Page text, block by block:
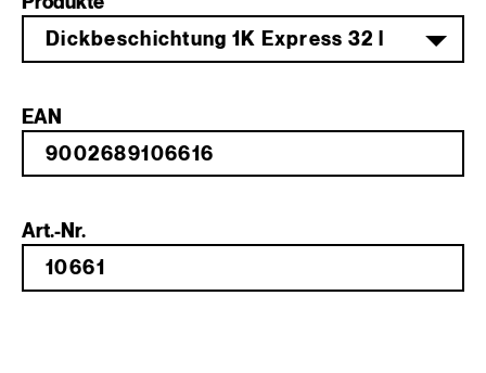
Dickbeschichtung 1K Express 32 l
EAN
Art.-Nr.